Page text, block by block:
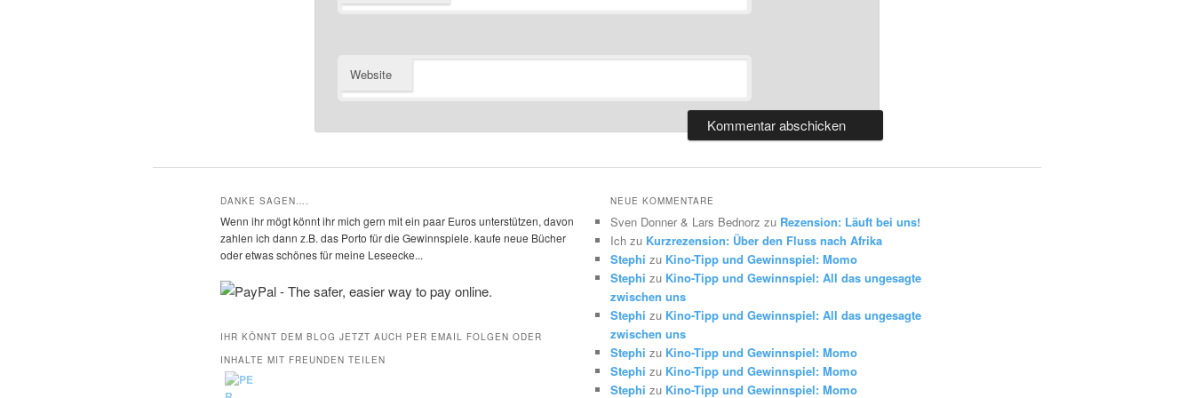
Website
DANKE SAGEN….
Wenn ihr mögt könnt ihr mich gern mit ein paar Euros unterstützen, davon
zahlen ich dann z.B. das Porto für die Gewinnspiele. kaufe neue Bücher
oder etwas schönes für meine Leseecke...
IHR KÖNNT DEM BLOG JETZT AUCH PER EMAIL FOLGEN ODER
INHALTE MIT FREUNDEN TEILEN
NEUE KOMMENTARE
Sven Donner & Lars Bednorz zu Rezension: Läuft bei uns!
Ich zu Kurzrezension: Über den Fluss nach Afrika
Stephi zu Kino-Tipp und Gewinnspiel: Momo
Stephi zu Kino-Tipp und Gewinnspiel: All das ungesagte
zwischen uns
Stephi zu Kino-Tipp und Gewinnspiel: All das ungesagte
zwischen uns
Stephi zu Kino-Tipp und Gewinnspiel: Momo
Stephi zu Kino-Tipp und Gewinnspiel: Momo
Stephi zu Kino-Tipp und Gewinnspiel: Momo